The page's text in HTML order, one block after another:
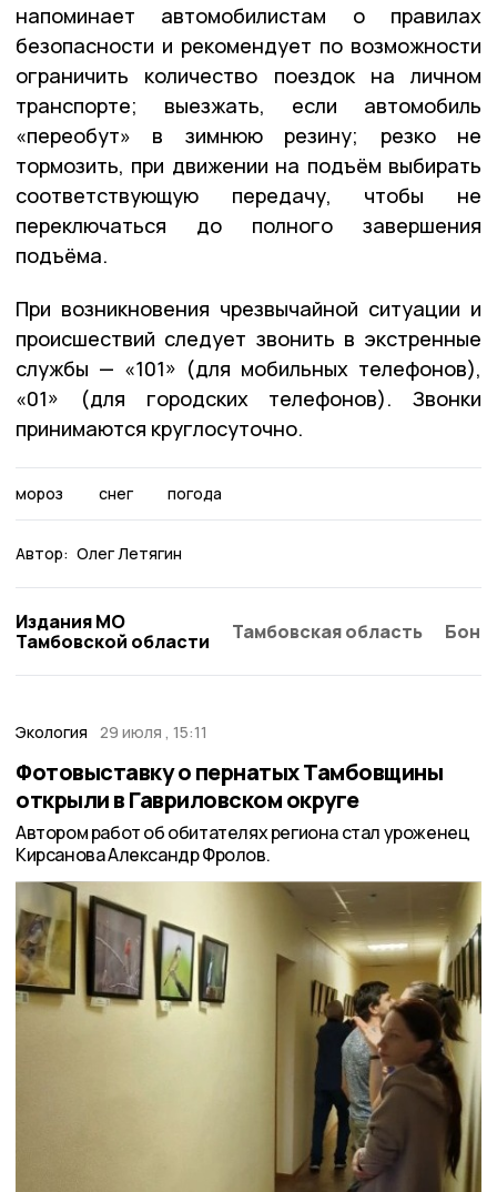
напоминает автомобилистам о правилах
безопасности и рекомендует по возможности
ограничить количество поездок на личном
транспорте; выезжать, если автомобиль
«переобут» в зимнюю резину; резко не
тормозить, при движении на подъём выбирать
соответствующую передачу, чтобы не
переключаться до полного завершения
подъёма.
При возникновения чрезвычайной ситуации и
происшествий следует звонить в экстренные
службы — «101» (для мобильных телефонов),
«01» (для городских телефонов). Звонки
принимаются круглосуточно.
мороз снег погода
Автор: Олег Летягин
Издания МО
Тамбовской области
Тамбовская область
Экология 29 июля , 15:11
Фотовыставку о пернатых Тамбовщины
открыли в Гавриловском округе
Автором работ об обитателях региона стал уроженец
Кирсанова Александр Фролов.